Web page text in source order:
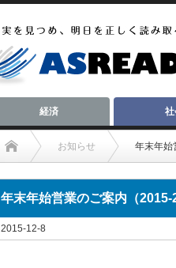
経済
お知らせ 年末年始
年末年始営業のご案内（2015-
2015-12-8